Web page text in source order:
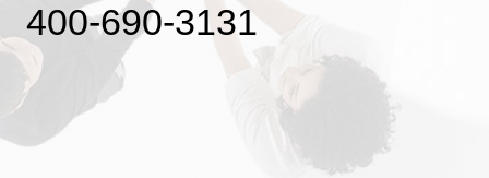
400-690-3131